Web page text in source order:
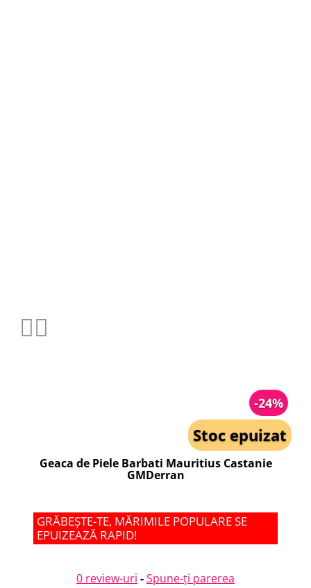
-24%
Stoc epuizat
Geaca de Piele Barbati Mauritius Castanie
GMDerran
GRĂBEȘTE-TE, MĂRIMILE POPULARE SE
EPUIZEAZĂ RAPID!
0 review-uri -Spune-ţi parerea